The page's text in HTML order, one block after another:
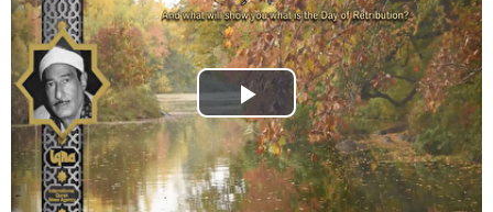
Play
Video